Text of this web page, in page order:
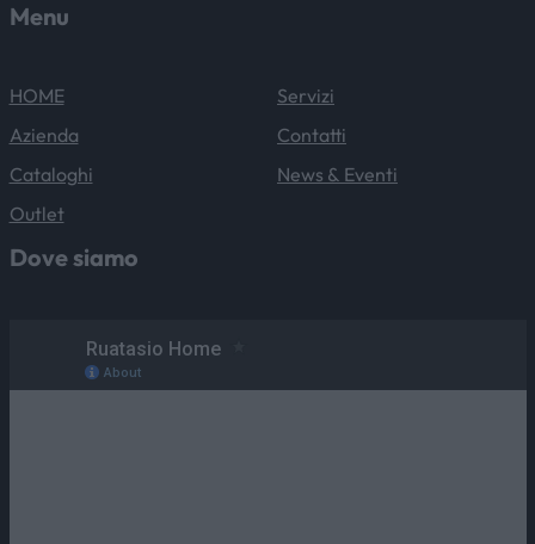
Menu
HOME
Azienda
Cataloghi
Outlet
Servizi
Contatti
News & Eventi
Dove siamo